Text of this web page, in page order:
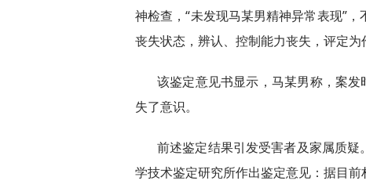
神检查，“未发现马某男精神异常表现”
丧失状态，辨认、控制能力丧失，评定为
该鉴定意见书显示，马某男称，案
失了意识。
前述鉴定结果引发受害者及家属质
学技术鉴定研究所作出鉴定意见：据目